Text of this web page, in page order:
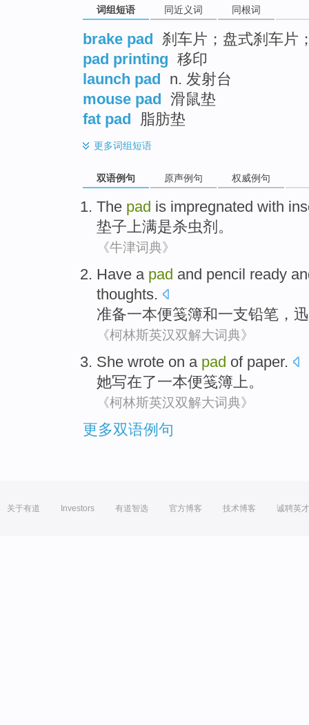
词组短语 同近义词 同根词
brake pad 刹车片；盘式刹车片
pad printing 移印
launch pad n. 发射台
mouse pad 滑鼠垫
fat pad
脂肪垫
更多词组短语
双语例句 原声例句 权威例句
The pad is impregnated with
垫子上满是杀虫剂 。
《牛津词典》
Have a pad and pencil ready
thoughts.
准备一本便笺簿和一支铅笔 ，
《柯林斯英汉双解大词典》
She wrote on a pad of paper.
她写在了一本便笺簿上。
《柯林斯英汉双解大词典》
更多双语例句
关于有道 Investors 有道智选 官方博客 技术博客 诚聘英才